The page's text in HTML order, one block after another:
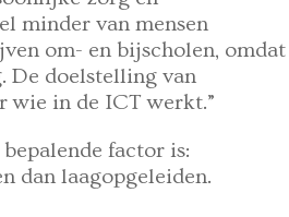
minder van mensen
om- en bijscholen, omdat
De doelstelling van
wie in de ICT werkt.”
factor is:
dan laagopgeleiden.